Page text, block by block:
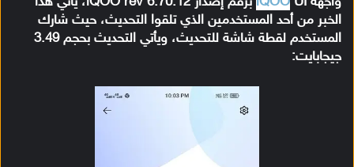
الخبر من أحد المستخدمين الذي تلقوا التحديث، حيث شارك
المستخدم لقطة شاشة للتحديث، ويأتي التحديث بحجم 3.49
جيجابايت: